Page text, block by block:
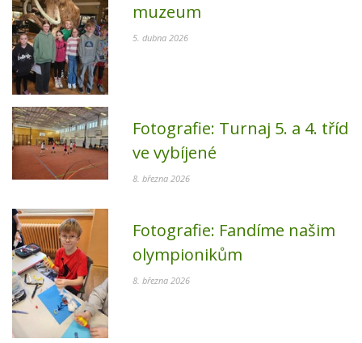
muzeum
5. dubna 2026
Fotografie: Turnaj 5. a 4. tříd
ve vybíjené
8. března 2026
Fotografie: Fandíme našim
olympionikům
8. března 2026